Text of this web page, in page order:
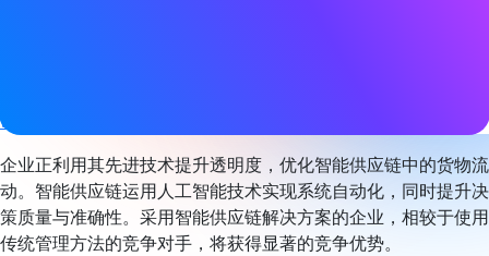
www.wiliot.com
企业正利用其先进技术提升透明度，优化智能供应链中的货物流
动。智能供应链运用人工智能技术实现系统自动化，同时提升决
策质量与准确性。采用智能供应链解决方案的企业，相较于使用
传统管理方法的竞争对手，将获得显著的竞争优势。